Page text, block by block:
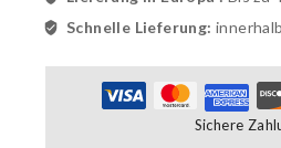
Schnelle Lieferung:
Sichere